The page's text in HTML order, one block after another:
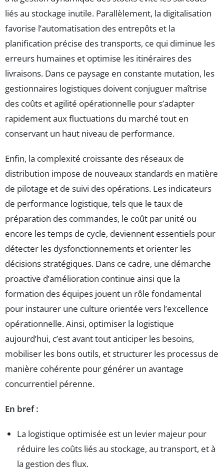
liés au stockage inutile. Parallèlement, la digitalisation
favorise l’automatisation des entrepôts et la
planification précise des transports, ce qui diminue les
erreurs humaines et optimise les itinéraires des
livraisons. Dans ce paysage en constante mutation, les
gestionnaires logistiques doivent conjuguer maîtrise
des coûts et agilité opérationnelle pour s’adapter
rapidement aux fluctuations du marché tout en
conservant un haut niveau de performance.
Enfin, la complexité croissante des réseaux de
distribution impose de nouveaux standards en matière
de pilotage et de suivi des opérations. Les indicateurs
de performance logistique, tels que le taux de
préparation des commandes, le coût par unité ou
encore les temps de cycle, deviennent essentiels pour
détecter les dysfonctionnements et orienter les
décisions stratégiques. Dans ce cadre, une démarche
proactive d’amélioration continue ainsi que la
formation des équipes jouent un rôle fondamental
pour instaurer une culture orientée vers l’excellence
opérationnelle. Ainsi, optimiser la logistique
aujourd’hui, c’est avant tout anticiper les besoins,
mobiliser les bons outils, et structurer les processus de
manière cohérente pour générer un avantage
concurrentiel pérenne.
En bref :
La logistique optimisée est un levier majeur pour
réduire les coûts liés au stockage, au transport, et à
la gestion des flux.